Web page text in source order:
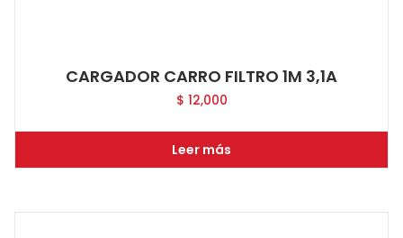
CARGADOR CARRO FILTRO 1M 3,1A
$ 12,000
Leer más